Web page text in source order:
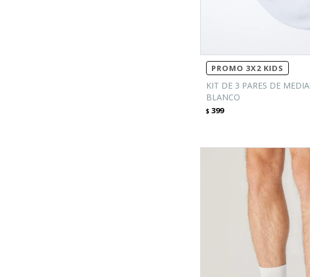
PROMO 3X2 KIDS
KIT DE 3 PARES DE
BLANCO
$ 399